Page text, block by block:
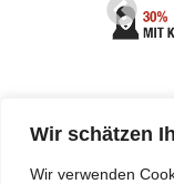
Wir schätzen
Wir verwenden